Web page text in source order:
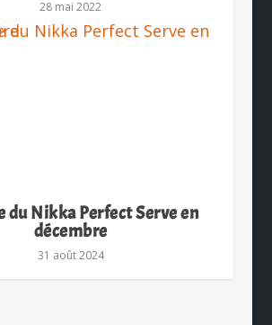
28 mai 2022
du Nikka Perfect Serve en
décembre
31 août 2024